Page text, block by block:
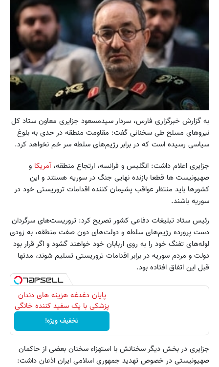
به گزارش خبرگزاری فارس، سردار سید‌مسعود جزایری معاون ستاد کل
نیروهای مسلح طی سخنانی گفت: مقاومت منطقه در حدی به بلوغ
سیاسی رسیده است که در برابر رژیم‌های سلطه سر خم نخواهد کرد.
جزایری اعلام داشت: انگلیس و فرانسه، ارتجاع منطقه،آمریکا و
صهیونیست ‌ها قطعا بازنده نهایی جنگ در سوریه هستند و این
کشورها باید منتظر عواقب پشیمان کننده اقدامات تروریستی خود در
سوریه باشند.
رئیس ستاد تبلیغات دفاعی کشور تصریح کرد: تروریست‌های سرگردان
دست پرورده رژیم‌های سلطه و دولت‌های دون صفت منطقه، به زودی
لوله‌های تفنگ خود را به روی اربابان خود خواهند گشود و اگر قرار بود
دولت و مردم سوریه در برابر اقدامات تروریستی تسلیم شوند، مدتها
قبل این اتفاق افتاده بود.
پایان دغدغه هزینه های دندان
پزشکی با پک سفید کننده خانگی
تخفیف ویژه!
جزایری در بخش دیگر سخنانش با استهزاء سخنان بعضی از حاکمان
صهیونیستی در خصوص تهدید جمهوری اسلامی ایران اذعان داشت: